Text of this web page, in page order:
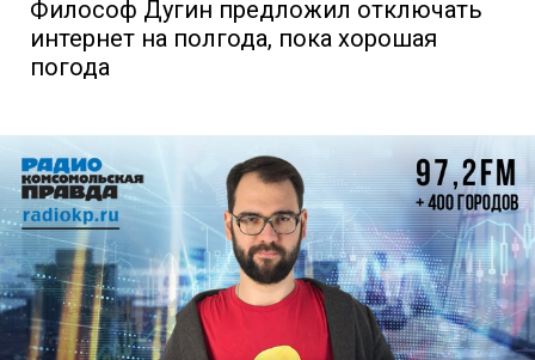
Философ Дугин предложил отключать
интернет на полгода, пока хорошая
погода